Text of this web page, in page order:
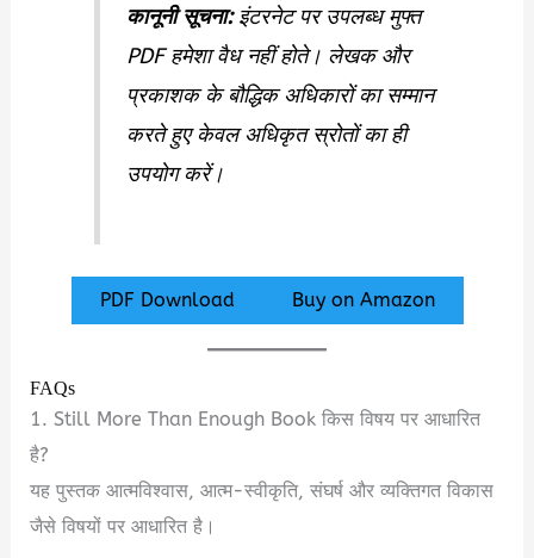
कानूनी सूचना:इंटरनेट पर उपलब्ध मुफ्त
PDF हमेशा वैध नहीं होते। लेखक और
प्रकाशक के बौद्धिक अधिकारों का सम्मान
करते हुए केवल अधिकृत स्रोतों का ही
उपयोग करें।
PDF Download Buy on Amazon
FAQs
1. Still More Than Enough Book किस विषय पर आधारित
है?
यह पुस्तक आत्मविश्वास, आत्म-स्वीकृति, संघर्ष और व्यक्तिगत विकास
जैसे विषयों पर आधारित है।